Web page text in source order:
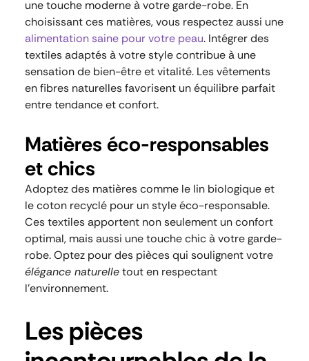
une touche moderne à votre garde-robe. En
choisissant ces matières, vous respectez aussi une
alimentation saine pour votre peau. Intégrer des
textiles adaptés à votre style contribue à une
sensation de bien-être et vitalité. Les vêtements
en fibres naturelles favorisent un équilibre parfait
entre tendance et confort.
Matières éco-responsables
et chics
Adoptez des matières comme le lin biologique et
le coton recyclé pour un style éco-responsable.
Ces textiles apportent non seulement un confort
optimal, mais aussi une touche chic à votre garde-
robe. Optez pour des pièces qui soulignent votre
élégance naturelletout en respectant
l’environnement.
Les pièces